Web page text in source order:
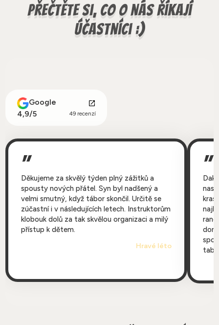
přečtěte si, co o nás říkají
účastníci :)
Google
4,9/5
49 recenzí
Děkujeme za skvělý týden plný zážitků a
spousty nových přátel. Syn byl nadšený a
velmi smutný, když tábor skončil. Určitě se
zúčastní i v následujících letech. Instruktorům
klobouk dolů za tak skvělou organizaci a milý
přístup k dětem.
Hravé léto